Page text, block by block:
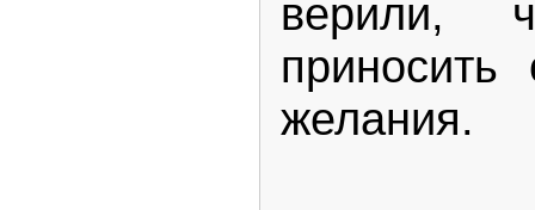
верили,
приносить
желания.